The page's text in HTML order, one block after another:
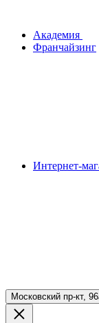
Академия
Франчайзинг
Интернет-
Московский пр-кт,